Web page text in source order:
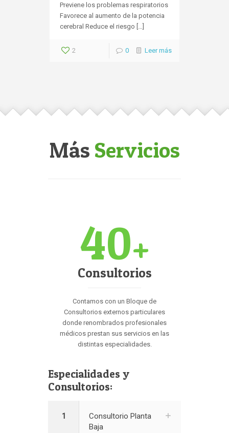
Previene los problemas respiratorios
Favorece al aumento de la potencia
cerebral Reduce el riesgo […]
2 0 Leer más
Más Servicios
40+
Consultorios
Contamos con un Bloque de
Consultorios externos particulares
donde renombrados profesionales
médicos prestan sus servicios en las
distintas especialidades.
Especialidades y
Consultorios:
1
Consultorio Planta
Baja